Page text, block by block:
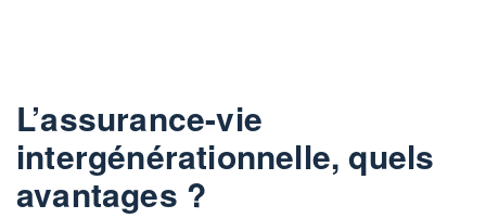
L’assurance-vie
intergénérationnelle, quels
avantages ?